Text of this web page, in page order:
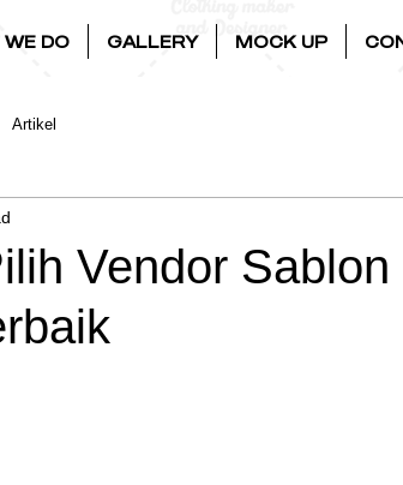
DO GALLERY MOCK UP
Artikel
Vendor Sablon